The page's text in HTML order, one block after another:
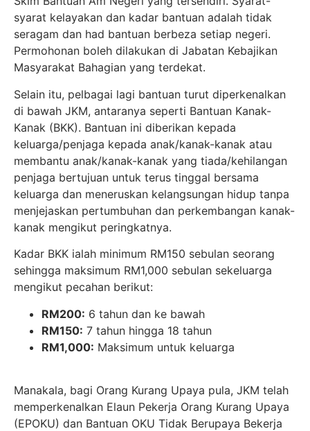
syarat kelayakan dan kadar bantuan adalah tidak
seragam dan had bantuan berbeza setiap negeri.
Permohonan boleh dilakukan di Jabatan Kebajikan
Masyarakat Bahagian yang terdekat.
Selain itu, pelbagai lagi bantuan turut diperkenalkan
di bawah JKM, antaranya seperti Bantuan Kanak-
Kanak (BKK). Bantuan ini diberikan kepada
keluarga/penjaga kepada anak/kanak-kanak atau
membantu anak/kanak-kanak yang tiada/kehilangan
penjaga bertujuan untuk terus tinggal bersama
keluarga dan meneruskan kelangsungan hidup tanpa
menjejaskan pertumbuhan dan perkembangan kanak-
kanak mengikut peringkatnya.
Kadar BKK ialah minimum RM150 sebulan seorang
sehingga maksimum RM1,000 sebulan sekeluarga
mengikut pecahan berikut:
RM200: 6 tahun dan ke bawah
RM150: 7 tahun hingga 18 tahun
RM1,000: Maksimum untuk keluarga
Manakala, bagi Orang Kurang Upaya pula, JKM telah
memperkenalkan Elaun Pekerja Orang Kurang Upaya
(EPOKU) dan Bantuan OKU Tidak Berupaya Bekerja